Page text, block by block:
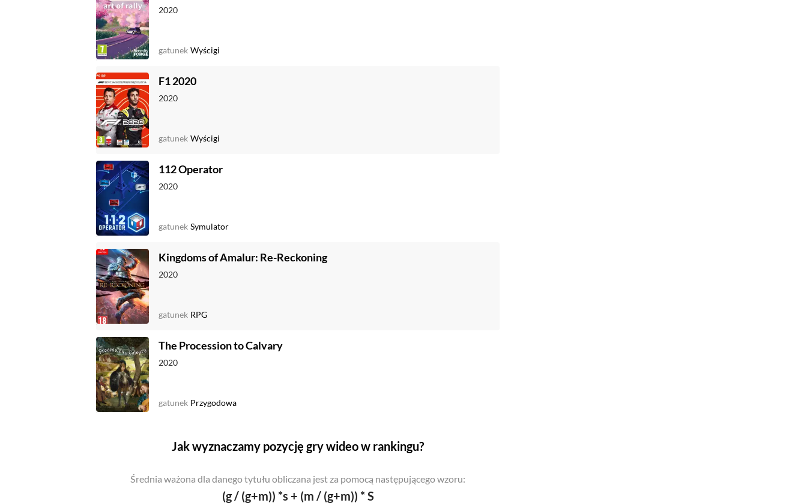
2020
gatunek Wyścigi
F1 2020
2020
gatunek Wyścigi
112 Operator
2020
gatunek Symulator
Kingdoms of Amalur: Re-Reckoning
2020
gatunek RPG
The Procession to Calvary
2020
gatunek Przygodowa
Jak wyznaczamy pozycję gry wideo w rankingu?
Średnia ważona dla danego tytułu obliczana jest za pomocą następującego wzoru:
(g / (g+m)) *s + (m / (g+m)) * S